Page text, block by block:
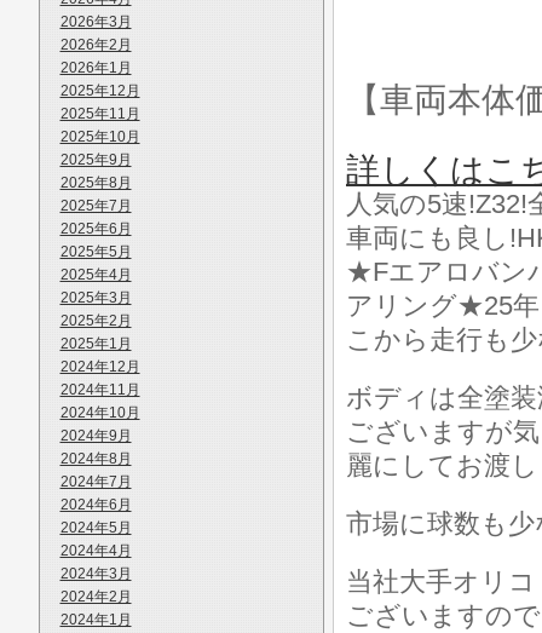
2026年3月
2026年2月
2026年1月
2025年12月
2025年11月
2025年10月
2025年9月
2025年8月
2025年7月
2025年6月
2025年5月
2025年4月
2025年3月
2025年2月
2025年1月
2024年12月
2024年11月
2024年10月
2024年9月
2024年8月
2024年7月
2024年6月
2024年5月
2024年4月
2024年3月
2024年2月
2024年1月
【車両本体
詳しくはこ
人気の5速
車両にも良し
★Fエアロバン
アリング★25年
こから走行も
ボディは全塗
ございますが
麗にしてお渡
市場に球数も
当社大手オリ
ございますの